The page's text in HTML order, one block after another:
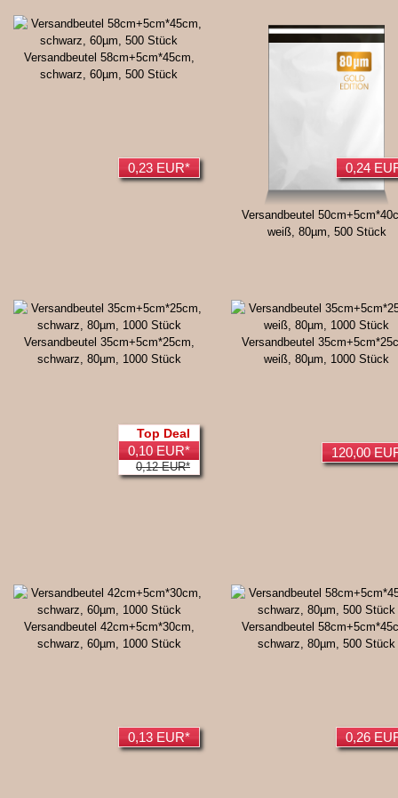
0,23 EUR*
Versandbeutel 58cm+5cm*45cm,
schwarz, 60µm, 500 Stück
0,24
Versandbeutel
weiß, 80µm, 500 Stück
Top Deal
0,10 EUR*
0,12 EUR*
Versandbeutel 35cm+5cm*25cm,
schwarz, 80µm, 1000 Stück
120,00
Versandbeutel
weiß, 80µm, 1000 Stück
0,13 EUR*
Versandbeutel 42cm+5cm*30cm,
schwarz, 60µm, 1000 Stück
0,26
Versandbeutel
schwarz, 80µm, 500 Stück